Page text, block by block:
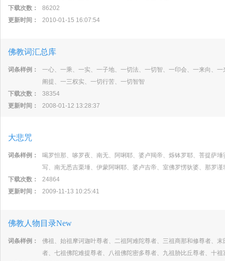
下载次数：
86202
更新时间：
2010-01-15 16:07:54
佛教词汇总库
词条样例：
一心、一乘、一实、一子地、一切法、一切智、一印会、一来向、
阐提、一三权实、一切行苦、一切智智
下载次数：
38354
更新时间：
2008-01-12 13:28:37
大悲咒
词条样例：
喝罗怛那、哆罗夜、南无、阿唎耶、婆卢羯帝、烁钵罗耶、菩提萨
写、南无悉吉栗埵、伊蒙阿唎耶、婆卢吉帝、室佛罗愣驮婆、那罗
下载次数：
24864
更新时间：
2009-11-13 10:25:41
佛教人物目录New
词条样例：
佛祖、始祖摩诃迦叶尊者、二祖阿难陀尊者、三祖商那和修尊者、
者、七祖佛陀难提尊者、八祖佛陀密多尊者、九祖胁比丘尊者、十祖